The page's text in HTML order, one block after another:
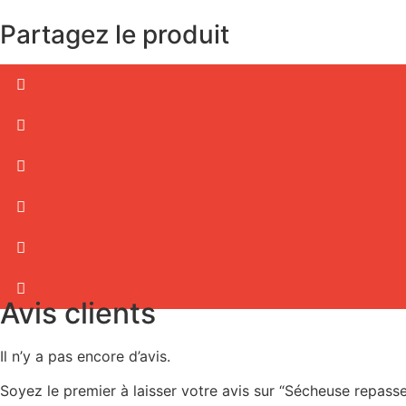
Partagez le produit
Avis clients
Il n’y a pas encore d’avis.
Soyez le premier à laisser votre avis sur “Sécheuse